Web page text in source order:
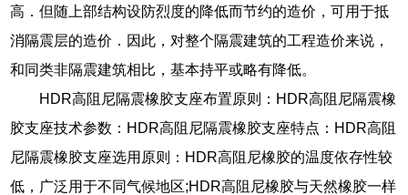
高．但随上部结构设防烈度的降低而节约的造价，可用于抵
消隔震层的造价．因此，对整个隔震建筑的工程造价来说，
和同类非隔震建筑相比，基本持平或略有降低。
HDR高阻尼隔震橡胶支座布置原则：HDR高阻尼隔震橡
胶支座技术参数：HDR高阻尼隔震橡胶支座特点：HDR高阻
尼隔震橡胶支座选用原则：HDR高阻尼橡胶的温度依存性较
低，广泛用于不同气候地区;HDR高阻尼橡胶与天然橡胶一样